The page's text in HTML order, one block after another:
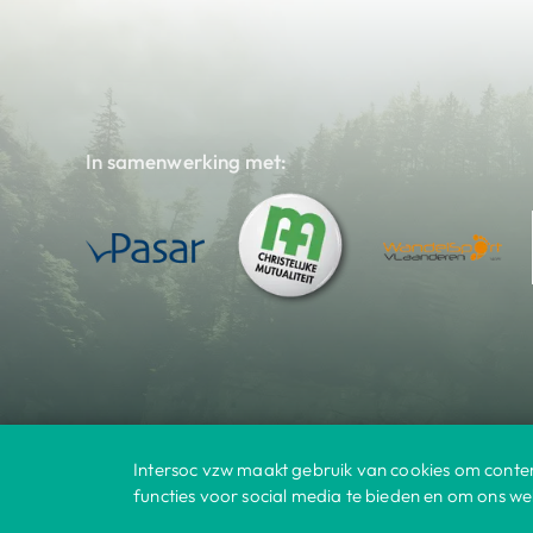
In samenwerking met:
© 2025 Intersoc Bestemmingen |
Intersoc vzw maakt gebruik van cookies om
functies voor social media te bieden en om ons